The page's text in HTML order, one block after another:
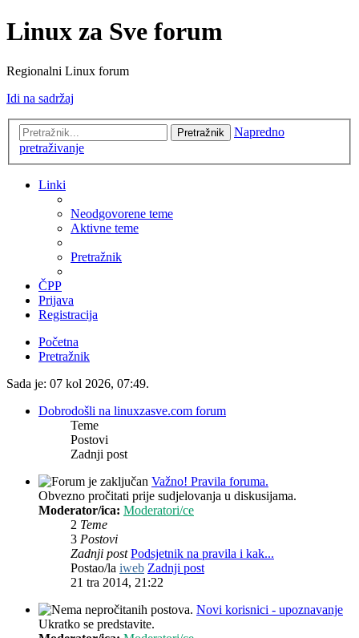
Linux za Sve forum
Regionalni Linux forum
Idi na sadržaj
Pretražnik
Napredno
pretraživanje
Linki
Neodgovorene teme
Aktivne teme
Pretražnik
ČPP
Prijava
Registracija
Početna
Pretražnik
Sada je: 07 kol 2026, 07:49.
Dobrodošli na linuxzasve.com forum
Teme
Postovi
Zadnji post
Važno! Pravila foruma.
Obvezno pročitati prije sudjelovanja u diskusijama.
Moderator/ica: Moderatori/ce
2 Teme
3 Postovi
Zadnji post Podsjetnik na pravila i kak...
Postao/la iweb Zadnji post
21 tra 2014, 21:22
Novi korisnici - upoznavanje
Ukratko se predstavite.